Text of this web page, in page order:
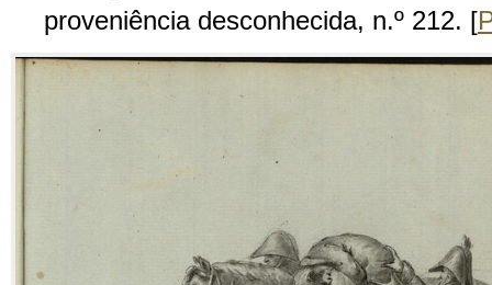
proveniência desconhecida, n.º 212. [